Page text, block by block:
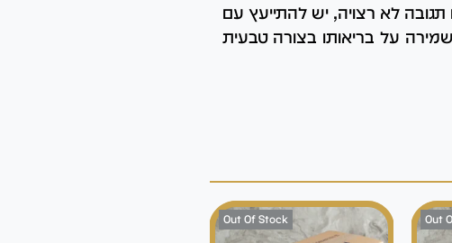
לא רצויה, יש להתייעץ עם
על בריאותו בצורה טבעית
Out
Out Of Stock